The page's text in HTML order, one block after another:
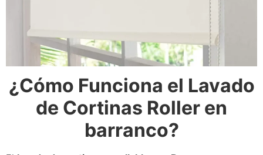
¿Cómo Funciona el Lavado
de Cortinas Roller en
barranco?